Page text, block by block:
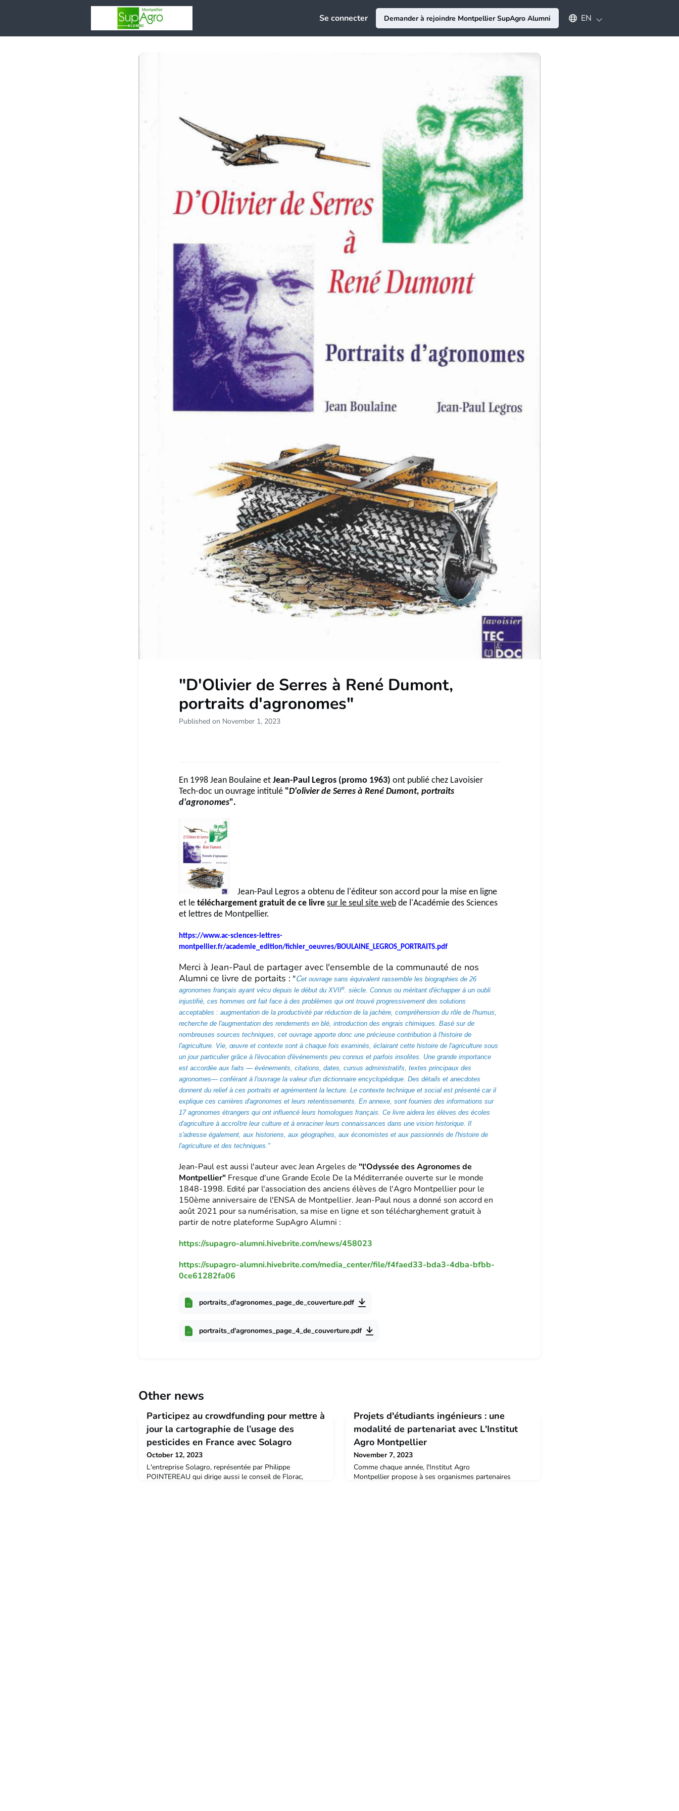
Espace Emploi
Entrepreneuriat
Adhésion
Se connecter Demander à rejoindre Montpellier SupAgro Alumni Select an available language
EN
"D'Olivier de Serres à René Dumont,
portraits d'agronomes"
Published on November 1, 2023
En 1998 Jean Boulaine et Jean-Paul Legros (promo 1963) ont publié chez Lavoisier
Tech-doc un ouvrage intitulé "D'olivier de Serres à René Dumont, portraits
d'agronomes".
Jean-Paul Legros a obtenu de l'éditeur son accord pour la mise en ligne
et le téléchargement gratuit de ce livre sur le seul site web de l'Académie des Sciences
et lettres de Montpellier.
https://www.ac-sciences-lettres-
montpellier.fr/academie_edition/fichier_oeuvres/BOULAINE_LEGROS_PORTRAITS.pdf
Merci à Jean-Paul de partager avec l'ensemble de la communauté de nos
Alumni ce livre de portaits : "Cet ouvrage sans équivalent rassemble les biographies de 26
agronomes français ayant vécu depuis le début du XVIIe. siècle. Connus ou méritant d'échapper à un oubli
injustifié, ces hommes ont fait face à des problèmes qui ont trouvé progressivement des solutions
acceptables : augmentation de la productivité par réduction de la jachère, compréhension du rôle de l'humus,
recherche de l'augmentation des rendements en blé, introduction des engrais chimiques. Basé sur de
nombreuses sources techniques, cet ouvrage apporte donc une précieuse contribution à l'histoire de
l'agriculture. Vie, œuvre et contexte sont à chaque fois examinés, éclairant cette histoire de l'agriculture sous
un jour particulier grâce à l'évocation d'événements peu connus et parfois insolites. Une grande importance
est accordée aux faits — événements, citations, dates, cursus administratifs, textes principaux des
agronomes— conférant à l'ouvrage la valeur d'un dictionnaire encyclopédique. Des détails et anecdotes
donnent du relief à ces portraits et agrémentent la lecture. Le contexte technique et social est présenté car il
explique ces carrières d'agronomes et leurs retentissements. En annexe, sont fournies des informations sur
17 agronomes étrangers qui ont influencé leurs homologues français. Ce livre aidera les élèves des écoles
d'agriculture à accroître leur culture et à enraciner leurs connaissances dans une vision historique. Il
s'adresse également, aux historiens, aux géographes, aux économistes et aux passionnés de l'histoire de
l'agriculture et des techniques."
Jean-Paul est aussi l'auteur avec Jean Argeles de "l'Odyssée des Agronomes de
Montpellier" Fresque d'une Grande Ecole De la Méditerranée ouverte sur le monde
1848-1998. Edité par l'association des anciens élèves de l'Agro Montpellier pour le
150ème anniversaire de l'ENSA de Montpellier. Jean-Paul nous a donné son accord en
août 2021 pour sa numérisation, sa mise en ligne et son télécharghement gratuit à
partir de notre plateforme SupAgro Alumni :
https://supagro-alumni.hivebrite.com/news/458023
https://supagro-alumni.hivebrite.com/media_center/file/f4faed33-bda3-4dba-bfbb-
0ce61282fa06
portraits_d'agronomes_page_de_couverture.pdf
portraits_d'agronomes_page_4_de_couverture.pdf
Other news
Participez au crowdfunding pour mettre à
jour la cartographie de l’usage des
pesticides en France avec Solagro
October 12, 2023
L'entreprise Solagro, représentée par Philippe
POINTEREAU qui dirige aussi le conseil de Florac,
Projets d'étudiants ingénieurs : une
modalité de partenariat avec L'Institut
Agro Montpellier
November 7, 2023
Comme chaque année, l'Institut Agro
Montpellier propose à ses organismes partenaires